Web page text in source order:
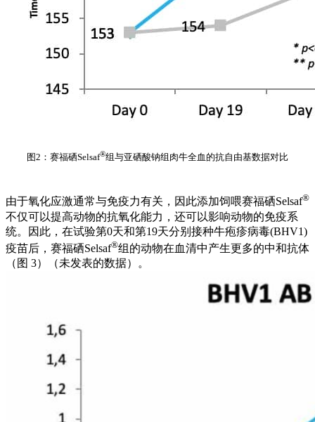
图2：赛福硒Selsaf®组与亚硒酸钠组肉牛全血的抗自由基数据对比
由于氧化应激通常与免疫力有关，因此添加饲喂赛福硒Selsaf®
不仅可以提高动物的抗氧化能力，还可以影响动物的免疫系
统。因此，在试验第0天和第19天分别接种牛疱疹病毒(BHV1)
疫苗后，赛福硒Selsaf®组的动物在血清中产生更多的中和抗体
（图 3）（未发表的数据）。